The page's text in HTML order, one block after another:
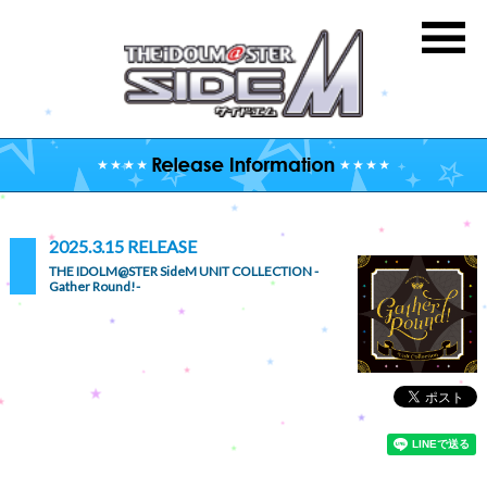
2025.3.15 RELEASE
THE IDOLM@STER SideM UNIT COLLECTION -
Gather Round!-